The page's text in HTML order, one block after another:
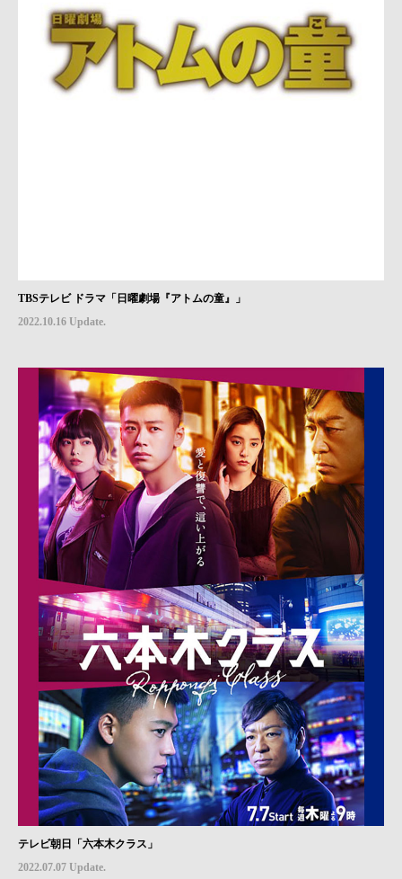
TBSテレビ ドラマ「日曜劇場『アトムの童』」
2022.10.16 Update.
テレビ朝日「六本木クラス」
2022.07.07 Update.